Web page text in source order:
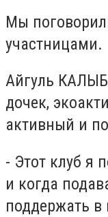
Мы
участницами.
Айгуль
дочек,
активный и
- Этот клуб я
и когда
поддержать в